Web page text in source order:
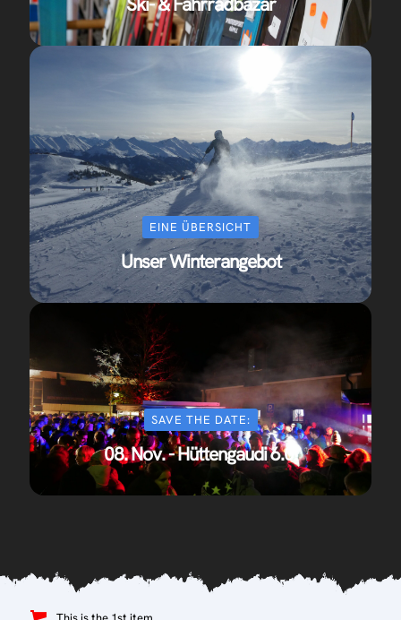
EINE ÜBERSICHT
Unser Winterangebot
SAVE THE DATE:
08. Nov. - Hüttengaudi 6.0!